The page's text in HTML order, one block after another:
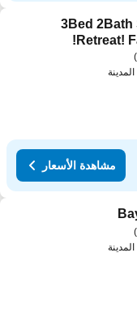
Add
3Bed 2Bath Steam Sauna
Retreat!
مشاهدة الأسعار